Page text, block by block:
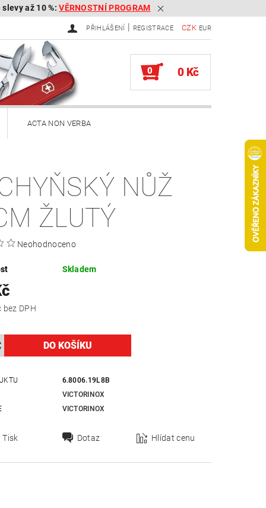
až 10 %:VĚRNOSTNÍ PROGRAM
CZK EUR
PŘIHLÁŠENÍ | REGISTRACE
0 0 Kč
ACTA NON VERBA
Brousky na kapesní nože
Služby Knihy
zboží, reklamace
NŮŽ
ŽLUTÝ
Neohodnoceno
Skladem
701,65 Kč bez DPH
6.8006.19L8B
VICTORINOX
VICTORINOX
Tisk Dotaz Hlídat cenu